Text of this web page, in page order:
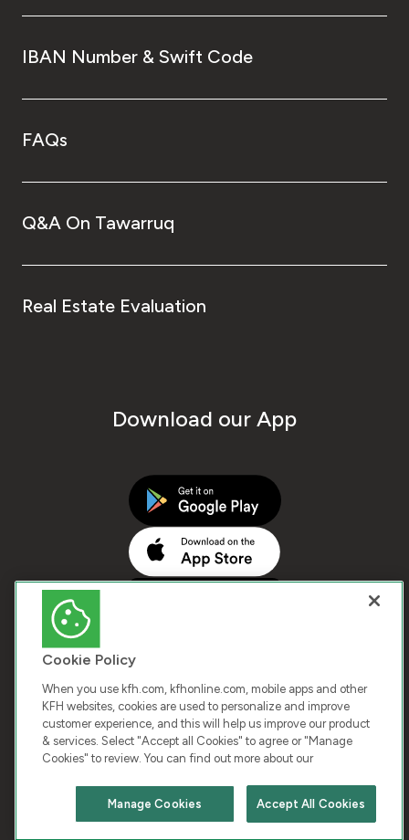
Chat with us
IBAN Number & Swift Code
FAQs
Q&A On Tawarruq
Real Estate Evaluation
Download our App
COPYRIGHT © 2026 KUWAIT FINANCE HOUSE. ALL
RIGHTS RESERVED
Terms & Condition Cookies Privacy Policy
Cookie Policy
When you use kfh.com, kfhonline.com, mobile apps and other
KFH websites, cookies are used to personalize and improve
customer experience, and this will help us improve our product
& services. Select "Accept all Cookies" to agree or "Manage
Cookies" to review. You can find out more about our
Accept All Cookies
Manage Cookies